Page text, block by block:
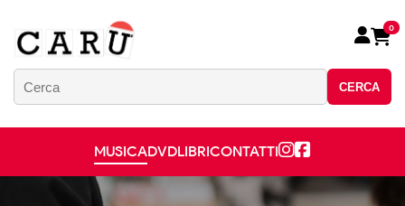
CERCA
0
MUSICADVDLIBRICONTATTI